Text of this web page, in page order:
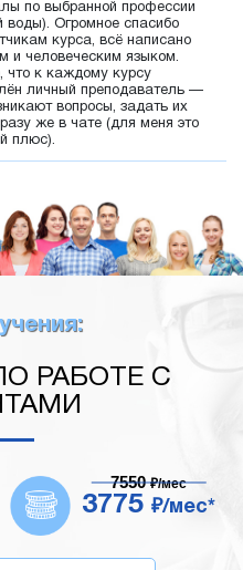
по выбранной профессии
воды). Огромное спасибо
курса, всё написано
и человеческим языком.
что к каждому курсу
личный преподаватель —
вопросы, задать их
же в чате (для меня это
плюс).
РАБОТЕ С
3775 ₽/мес*
7550₽/мес